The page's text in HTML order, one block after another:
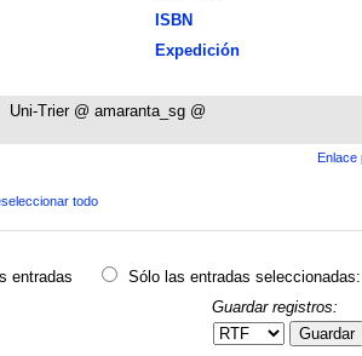
ISBN
Expedición
Uni-Trier @ amaranta_sg @
Enlace
todo
entradas
Sólo las entradas seleccionadas:
Guardar registros:
Guardar